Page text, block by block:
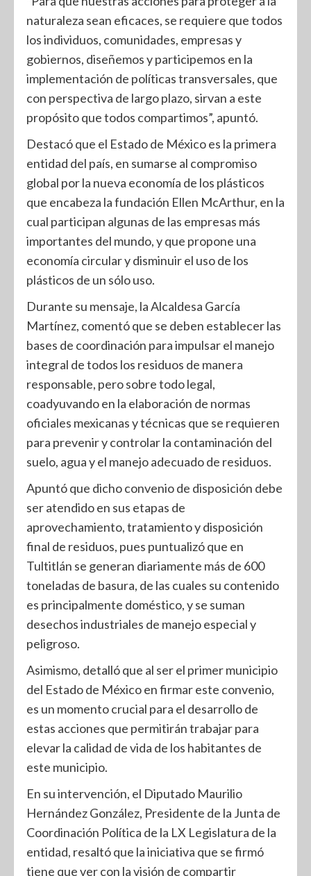
naturaleza sean eficaces, se requiere que todos
los individuos, comunidades, empresas y
gobiernos, diseñemos y participemos en la
implementación de políticas transversales, que
con perspectiva de largo plazo, sirvan a este
propósito que todos compartimos”, apuntó.
Destacó que el Estado de México es la primera
entidad del país, en sumarse al compromiso
global por la nueva economía de los plásticos
que encabeza la fundación Ellen McArthur, en la
cual participan algunas de las empresas más
importantes del mundo, y que propone una
economía circular y disminuir el uso de los
plásticos de un sólo uso.
Durante su mensaje, la Alcaldesa García
Martínez, comentó que se deben establecer las
bases de coordinación para impulsar el manejo
integral de todos los residuos de manera
responsable, pero sobre todo legal,
coadyuvando en la elaboración de normas
oficiales mexicanas y técnicas que se requieren
para prevenir y controlar la contaminación del
suelo, agua y el manejo adecuado de residuos.
Apuntó que dicho convenio de disposición debe
ser atendido en sus etapas de
aprovechamiento, tratamiento y disposición
final de residuos, pues puntualizó que en
Tultitlán se generan diariamente más de 600
toneladas de basura, de las cuales su contenido
es principalmente doméstico, y se suman
desechos industriales de manejo especial y
peligroso.
Asimismo, detalló que al ser el primer municipio
del Estado de México en firmar este convenio,
es un momento crucial para el desarrollo de
estas acciones que permitirán trabajar para
elevar la calidad de vida de los habitantes de
este municipio.
En su intervención, el Diputado Maurilio
Hernández González, Presidente de la Junta de
Coordinación Política de la LX Legislatura de la
entidad, resaltó que la iniciativa que se firmó
tiene que ver con la visión de compartir